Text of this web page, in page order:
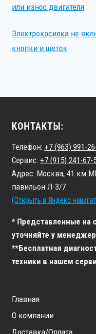
или износ двигателя
Электрокосилка не
кнопки и щеток
КОНТАКТЫ:
Телефон: +7 (963) 991-
Сервис: +7 (915) 241-67-
Адрес: Москва, 41 км
павильон Л-3/7
(Открыть в Яндекс
* Представленные на
уточняйте у
**Бесплатная
техники в нашем
Главная
О компании
Доставка/Оплата